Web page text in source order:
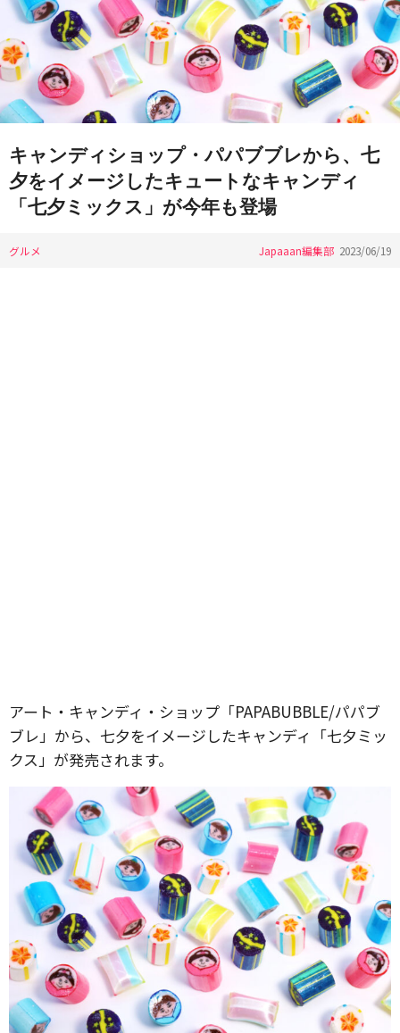
キャンディショップ・パパブブレから、七
夕をイメージしたキュートなキャンディ
「七夕ミックス」が今年も登場
グルメ Japaaan編集部 2023/06/19
アート・キャンディ・ショップ「PAPABUBBLE/パパブ
ブレ」から、七夕をイメージしたキャンディ「七夕ミッ
クス」が発売されます。